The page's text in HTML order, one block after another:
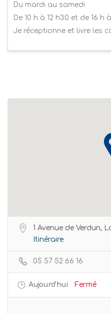
Du mardi au samedi
De 10 h à 12 h30 et de 16 h
Je réceptionne et livre les
1 Avenue de Verdun,
Itinéraire
05 57 52 66 16
Aujourd'hui Fermé